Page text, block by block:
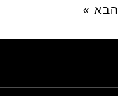
הבא »